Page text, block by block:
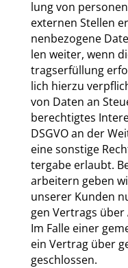
lung von
exter­nen Stel­len
nen­be­zo­ge­ne
len wei­ter, wenn
trags­er­fül­lung
lich hier­zu
von Daten an
berech­tig­tes
DSGVO an der
eine sons­ti­ge
ter­ga­be erlaubt.
ar­bei­tern geben
unse­rer Kun­den
gen Ver­trags
Im Fal­le einer
ein Ver­trag über
geschlos­sen.